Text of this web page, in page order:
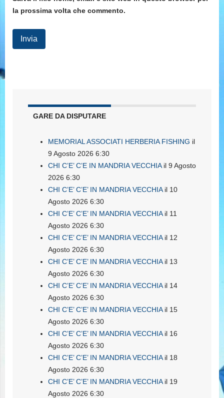
la prossima volta che commento.
GARE DA DISPUTARE
MEMORIAL ASSOCIATI HERBERIA FISHING il
9 Agosto 2026 6:30
CHI C’E’ C’E IN MANDRIA VECCHIAil 9 Agosto
2026 6:30
CHI C’E’ C’E’ IN MANDRIA VECCHIAil 10
Agosto 2026 6:30
CHI C’E’ C’E’ IN MANDRIA VECCHIAil 11
Agosto 2026 6:30
CHI C’E’ C’E’ IN MANDRIA VECCHIAil 12
Agosto 2026 6:30
CHI C’E’ C’E’ IN MANDRIA VECCHIAil 13
Agosto 2026 6:30
CHI C’E’ C’E’ IN MANDRIA VECCHIAil 14
Agosto 2026 6:30
CHI C’E’ C’E’ IN MANDRIA VECCHIAil 15
Agosto 2026 6:30
CHI C’E’ C’E’ IN MANDRIA VECCHIAil 16
Agosto 2026 6:30
CHI C’E’ C’E’ IN MANDRIA VECCHIAil 18
Agosto 2026 6:30
CHI C’E’ C’E’ IN MANDRIA VECCHIAil 19
Agosto 2026 6:30